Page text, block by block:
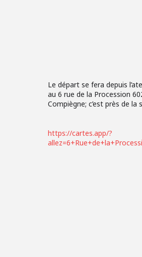
Le départ se fera depuis
au 6 rue de la Procession
Compiègne; c’est près de
https://cartes.app/?